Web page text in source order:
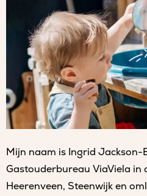
Mijn naam is Ingrid Jackson-
Gastouderbureau ViaViela in
Heerenveen, Steenwijk en